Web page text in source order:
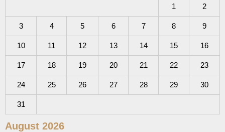
August 2026
1 2
3 4 5 6 7 8 9
10 11 12 13 14 15 16
17 18 19 20 21 22 23
24 25 26 27 28 29 30
31